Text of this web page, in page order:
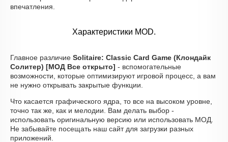
впечатления.
Характеристики MOD.
Главное различие Solitaire: Classic Card Game (Клондайк
Солитер) [МОД Все открыто] - вспомогательные
возможности, которые оптимизируют игровой процесс, а вам
не нужно открывать закрытые функции.
Что касается графического ядра, то все на высоком уровне,
точно так же, как и мелодии. Вам делать выбор -
использовать оригинальную версию или использовать МОД.
Не забывайте посещать наш сайт для загрузки разных
приложений.